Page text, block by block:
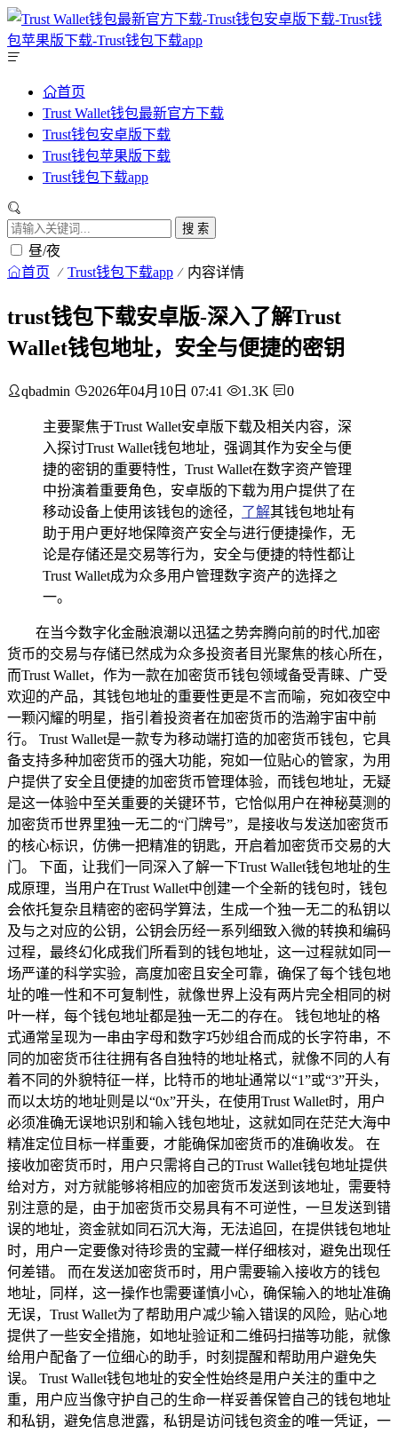
首页
Trust Wallet钱包最新官方下载
Trust钱包安卓版下载
Trust钱包苹果版下载
Trust钱包下载app
搜 索
昼/夜
首页 Trust钱包下载app 内容详情
trust钱包下载安卓版-深入了解Trust
Wallet钱包地址，安全与便捷的密钥
qbadmin 2026年04月10日 07:41 1.3K 0
主要聚焦于Trust Wallet安卓版下载及相关内容，深
入探讨Trust Wallet钱包地址，强调其作为安全与便
捷的密钥的重要特性，Trust Wallet在数字资产管理
中扮演着重要角色，安卓版的下载为用户提供了在
移动设备上使用该钱包的途径， 了解其钱包地址有
助于用户更好地保障资产安全与进行便捷操作，无
论是存储还是交易等行为，安全与便捷的特性都让
Trust Wallet成为众多用户管理数字资产的选择之
一。
在当今数字化金融浪潮以迅猛之势奔腾向前的时代,加密
货币的交易与存储已然成为众多投资者目光聚焦的核心所在，
而Trust Wallet，作为一款在加密货币钱包领域备受青睐、广受
欢迎的产品，其钱包地址的重要性更是不言而喻，宛如夜空中
一颗闪耀的明星，指引着投资者在加密货币的浩瀚宇宙中前
行。 Trust Wallet是一款专为移动端打造的加密货币钱包，它具
备支持多种加密货币的强大功能，宛如一位贴心的管家，为用
户提供了安全且便捷的加密货币管理体验，而钱包地址，无疑
是这一体验中至关重要的关键环节，它恰似用户在神秘莫测的
加密货币世界里独一无二的“门牌号”，是接收与发送加密货币
的核心标识，仿佛一把精准的钥匙，开启着加密货币交易的大
门。 下面，让我们一同深入了解一下Trust Wallet钱包地址的生
成原理，当用户在Trust Wallet中创建一个全新的钱包时，钱包
会依托复杂且精密的密码学算法，生成一个独一无二的私钥以
及与之对应的公钥，公钥会历经一系列细致入微的转换和编码
过程，最终幻化成我们所看到的钱包地址，这一过程就如同一
场严谨的科学实验，高度加密且安全可靠，确保了每个钱包地
址的唯一性和不可复制性，就像世界上没有两片完全相同的树
叶一样，每个钱包地址都是独一无二的存在。 钱包地址的格
式通常呈现为一串由字母和数字巧妙组合而成的长字符串，不
同的加密货币往往拥有各自独特的地址格式，就像不同的人有
着不同的外貌特征一样，比特币的地址通常以“1”或“3”开头，
而以太坊的地址则是以“0x”开头，在使用Trust Wallet时，用户
必须准确无误地识别和输入钱包地址，这就如同在茫茫大海中
精准定位目标一样重要，才能确保加密货币的准确收发。 在
接收加密货币时，用户只需将自己的Trust Wallet钱包地址提供
给对方，对方就能够将相应的加密货币发送到该地址，需要特
别注意的是，由于加密货币交易具有不可逆性，一旦发送到错
误的地址，资金就如同石沉大海，无法追回，在提供钱包地址
时，用户一定要像对待珍贵的宝藏一样仔细核对，避免出现任
何差错。 而在发送加密货币时，用户需要输入接收方的钱包
地址，同样，这一操作也需要谨慎小心，确保输入的地址准确
无误，Trust Wallet为了帮助用户减少输入错误的风险，贴心地
提供了一些安全措施，如地址验证和二维码扫描等功能，就像
给用户配备了一位细心的助手，时刻提醒和帮助用户避免失
误。 Trust Wallet钱包地址的安全性始终是用户关注的重中之
重，用户应当像守护自己的生命一样妥善保管自己的钱包地址
和私钥，避免信息泄露，私钥是访问钱包资金的唯一凭证，一